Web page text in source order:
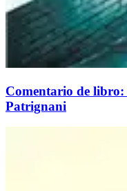
Comentario de
Patrignani